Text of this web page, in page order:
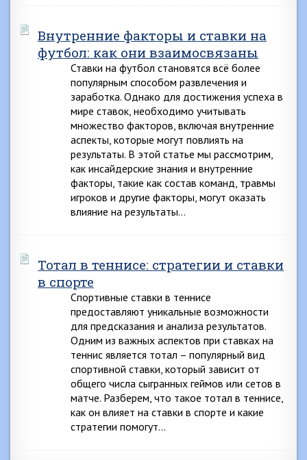
Внутренние факторы и ставки на
футбол: как они взаимосвязаны
Ставки на футбол становятся всё более
популярным способом развлечения и
заработка. Однако для достижения успеха в
мире ставок, необходимо учитывать
множество факторов, включая внутренние
аспекты, которые могут повлиять на
результаты. В этой статье мы рассмотрим,
как инсайдерские знания и внутренние
факторы, такие как состав команд, травмы
игроков и другие факторы, могут оказать
влияние на результаты…
Тотал в теннисе: стратегии и ставки
в спорте
Спортивные ставки в теннисе
предоставляют уникальные возможности
для предсказания и анализа результатов.
Одним из важных аспектов при ставках на
теннис является тотал – популярный вид
спортивной ставки, который зависит от
общего числа сыгранных геймов или сетов в
матче. Разберем, что такое тотал в теннисе,
как он влияет на ставки в спорте и какие
стратегии помогут…